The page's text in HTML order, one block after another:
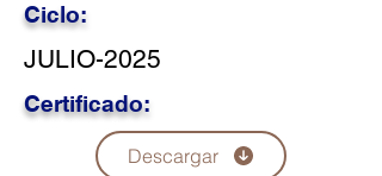
Ciclo:
JULIO-2025
Certificado:
Descargar